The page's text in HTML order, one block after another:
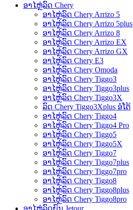
ອາໄຫຼ່ລົດ Chery
ອາໄຫຼ່ລົດ Chery Arrizo 5
ອາໄຫຼ່ລົດ Chery Arrizo 5plus
ອາໄຫຼ່ລົດ Chery Arrizo 8
ອາໄຫຼ່ລົດ Chery Arrizo EX
ອາໄຫຼ່ລົດ Chery Arrizo GX
ອາໄຫຼ່ລົດ Chery E3
ອາໄຫຼ່ລົດ Chery Omoda
ອາໄຫຼ່ລົດ Chery Tiggo3
ອາໄຫຼ່ລົດ Chery Tiggo3plus
ອາໄຫຼ່ລົດ Chery Tiggo3X
ລົດ Chery Tiggo3Xplus ອໍໂຕ້
ອາໄຫຼ່ລົດ Chery Tiggo4
ອາໄຫຼ່ລົດ Chery Tiggo4 Pro
ອາໄຫຼ່ລົດ Chery Tiggo5
ອາໄຫຼ່ລົດ Chery Tiggo5X
ອາໄຫຼ່ລົດ Chery Tiggo7
ອາໄຫຼ່ລົດ Chery Tiggo7plus
ອາໄຫຼ່ລົດ Chery Tiggo7pro
ອາໄຫຼ່ລົດ Chery Tiggo8
ອາໄຫຼ່ລົດ Chery Tiggo8plus
ອາໄຫຼ່ລົດ Chery Tiggo8pro
ອາໄຫຼ່ລົດຍົນ Jetour